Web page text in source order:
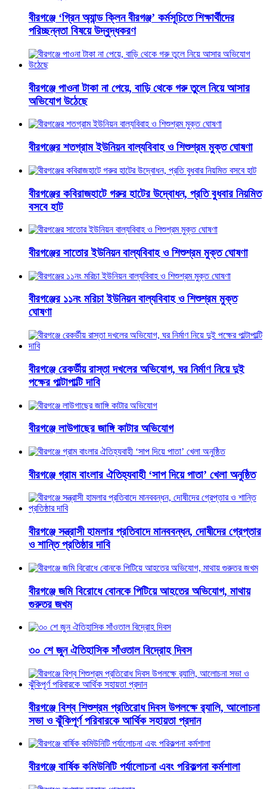
বীরগঞ্জে ‘গ্রিন অ্যান্ড ক্লিন বীরগঞ্জ’ কর্মসূচিতে শিক্ষার্থীদের
পরিচ্ছন্নতা বিষয়ে উদ্বুদ্ধকরণ
বীরগঞ্জে পাওনা টাকা না পেয়ে, বাড়ি থেকে গরু তুলে নিয়ে আসার
অভিযোগ উঠেছে
বীরগঞ্জের শতগ্রাম ইউনিয়ন বাল্যবিবাহ ও শিশুশ্রম মুক্ত ঘোষণা
বীরগঞ্জের কবিরাজহাটে গরুর হাটের উদ্বোধন, প্রতি বুধবার নিয়মিত
বসবে হাট
বীরগঞ্জের সাতোর ইউনিয়ন বাল্যবিবাহ ও শিশুশ্রম মুক্ত ঘোষণা
বীরগঞ্জের ১১নং মরিচা ইউনিয়ন বাল্যবিবাহ ও শিশুশ্রম মুক্ত
ঘোষণা
বীরগঞ্জে রেকর্ডীয় রাস্তা দখলের অভিযোগ, ঘর নির্মাণ নিয়ে দুই
পক্ষের পাল্টাপাল্টি দাবি
বীরগঞ্জে লাউগাছের জাঙ্গি কাটার অভিযোগ
বীরগঞ্জে গ্রাম বাংলার ঐতিহ্যবাহী ‘সাপ দিয়ে পাতা’ খেলা অনুষ্ঠিত
বীরগঞ্জে সন্ত্রাসী হামলার প্রতিবাদে মানববন্ধন, দোষীদের গ্রেপ্তার
ও শান্তি প্রতিষ্ঠার দাবি
বীরগঞ্জে জমি বিরোধে বোনকে পিটিয়ে আহতের অভিযোগ, মাথায়
গুরুতর জখম
৩০ শে জুন ঐতিহাসিক সাঁওতাল বিদ্রোহ দিবস
বীরগঞ্জে বিশ্ব শিশুশ্রম প্রতিরোধ দিবস উপলক্ষে র‍্যালি, আলোচনা
সভা ও ঝুঁকিপূর্ণ পরিবারকে আর্থিক সহায়তা প্রদান
বীরগঞ্জে বার্ষিক কমিউনিটি পর্যালোচনা এবং পরিকল্পনা কর্মশালা